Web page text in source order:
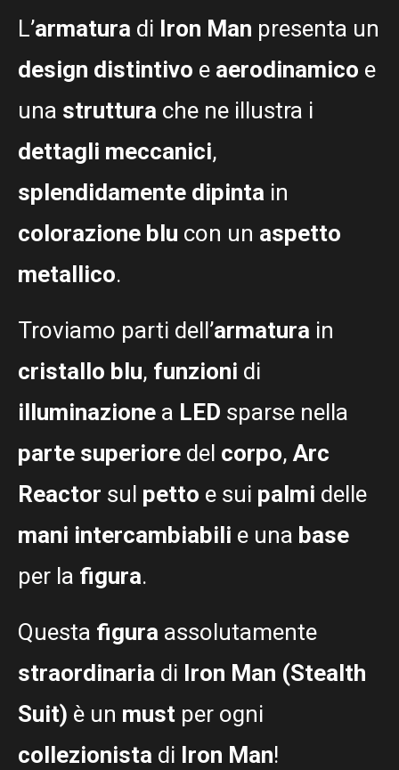
L’armatura di Iron Man presenta un
design distintivo e aerodinamico e
una struttura che ne illustra i
dettagli meccanici,
splendidamente dipinta in
colorazione blu con un aspetto
metallico.
Troviamo parti dell’armatura in
cristallo blu, funzioni di
illuminazione a LED sparse nella
parte superiore del corpo, Arc
Reactor sul petto e sui palmi delle
mani intercambiabili e una base
per la figura.
Questa figura assolutamente
straordinaria di Iron Man (Stealth
Suit) è un must per ogni
collezionista di Iron Man!